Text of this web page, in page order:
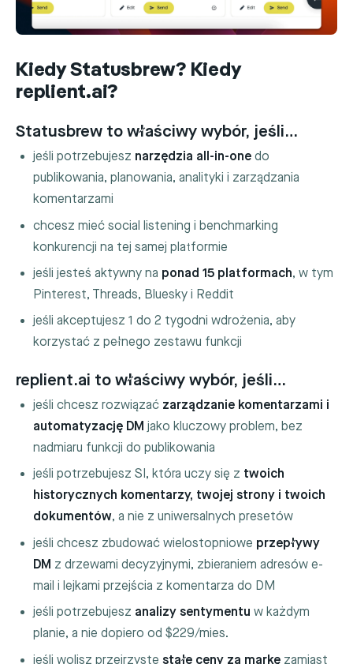
Kiedy Statusbrew? Kiedy
replient.ai?
Statusbrew to właściwy wybór, jeśli…
jeśli potrzebujesz narzędzia all-in-one do
publikowania, planowania, analityki i zarządzania
komentarzami
chcesz mieć social listening i benchmarking
konkurencji na tej samej platformie
jeśli jesteś aktywny na ponad 15 platformach, w tym
Pinterest, Threads, Bluesky i Reddit
jeśli akceptujesz 1 do 2 tygodni wdrożenia, aby
korzystać z pełnego zestawu funkcji
replient.ai to właściwy wybór, jeśli…
jeśli chcesz rozwiązać zarządzanie komentarzami i
automatyzację DM jako kluczowy problem, bez
nadmiaru funkcji do publikowania
jeśli potrzebujesz SI, która uczy się z twoich
historycznych komentarzy, twojej strony i twoich
dokumentów, a nie z uniwersalnych presetów
jeśli chcesz zbudować wielostopniowe przepływy
DM z drzewami decyzyjnymi, zbieraniem adresów e-
mail i lejkami przejścia z komentarza do DM
jeśli potrzebujesz analizy sentymentu w każdym
planie, a nie dopiero od $229/mies.
jeśli wolisz przejrzystestałe ceny za markę zamiast